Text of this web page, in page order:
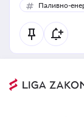
Паливно-